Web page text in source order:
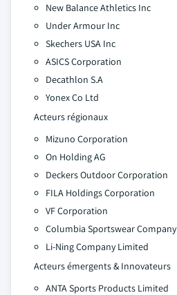
New Balance Athletics Inc
Under Armour Inc
Skechers USA Inc
ASICS Corporation
Decathlon S.A
Yonex Co Ltd
Acteurs régionaux
Mizuno Corporation
On Holding AG
Deckers Outdoor Corporation
FILA Holdings Corporation
VF Corporation
Columbia Sportswear Company
Li-Ning Company Limited
Acteurs émergents & Innovateurs
ANTA Sports Products Limited